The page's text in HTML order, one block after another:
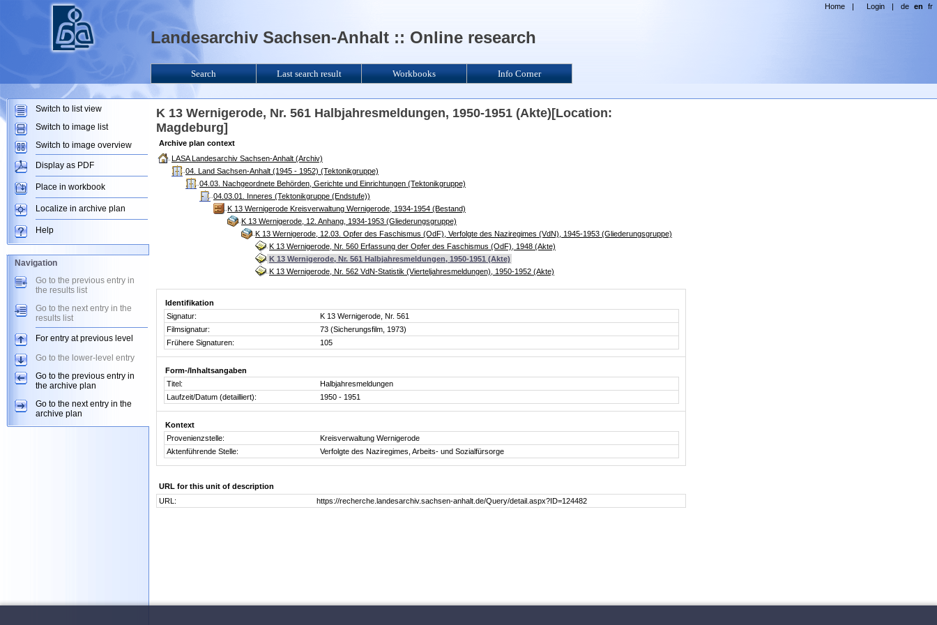
K 13 Wernigerode, Nr. 561 Halbjahresmeldungen, 1950-1951 (Akte)[Location:
Magdeburg]
Archive plan context
LASA Landesarchiv Sachsen-Anhalt (Archiv)
04. Land Sachsen-Anhalt (1945 - 1952) (Tektonikgruppe)
04.03. Nachgeordnete Behörden, Gerichte und Einrichtungen (Tektonikgruppe)
04.03.01. Inneres (Tektonikgruppe (Endstufe))
K 13 Wernigerode Kreisverwaltung Wernigerode, 1934-1954 (Bestand)
K 13 Wernigerode, 12. Anhang, 1934-1953 (Gliederungsgruppe)
K 13 Wernigerode, 12.03. Opfer des Faschismus (OdF), Verfolgte des Naziregimes (VdN), 1945-1953 (Gliederungsgruppe)
K 13 Wernigerode, Nr. 560 Erfassung der Opfer des Faschismus (OdF), 1948 (Akte)
K 13 Wernigerode, Nr. 561 Halbjahresmeldungen, 1950-1951 (Akte)
K 13 Wernigerode, Nr. 562 VdN-Statistik (Vierteljahresmeldungen), 1950-1952 (Akte)
Identifikation
Signatur:
K 13 Wernigerode, Nr. 561
Filmsignatur:
73 (Sicherungsfilm, 1973)
Frühere Signaturen:
105
Form-/Inhaltsangaben
Titel:
Halbjahresmeldungen
Laufzeit/Datum (detailliert):
1950 - 1951
Kontext
Provenienzstelle:
Kreisverwaltung Wernigerode
Aktenführende Stelle:
Verfolgte des Naziregimes, Arbeits- und Sozialfürsorge
URL for this unit of description
URL:
https://recherche.landesarchiv.sachsen-anhalt.de/Query/detail.aspx?ID=124482
Home | Login | de en fr
Landesarchiv Sachsen-Anhalt :: Online research
Search Last search result Workbooks Info Corner
Switch to list view
Switch to image list
Switch to image overview
Display as PDF
Place in workbook
Localize in archive plan
Help
Navigation
Go to the previous entry in
the results list
Go to the next entry in the
results list
For entry at previous level
Go to the lower-level entry
Go to the previous entry in
the archive plan
Go to the next entry in the
archive plan